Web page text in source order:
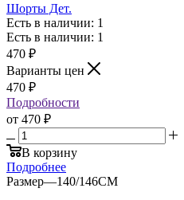
Шорты Дет.
Есть в наличии: 1
Есть в наличии: 1
470 ₽
Варианты цен
470 ₽
Подробности
от 470 ₽
В корзину
Подробнее
Размер—140/146CM